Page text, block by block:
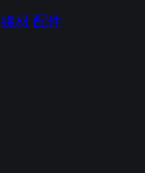
線材 配件